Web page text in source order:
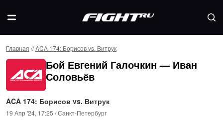
Главная //ACA 174: Борисов vs. Витрук
Бой Евгений Галочкин — Иван
Соловьёв
ACA 174: Борисов vs. Витрук
19 Апр '24, 17:25 / Санкт-Петербург